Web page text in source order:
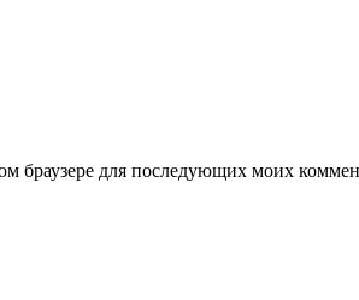
браузере для последующих моих